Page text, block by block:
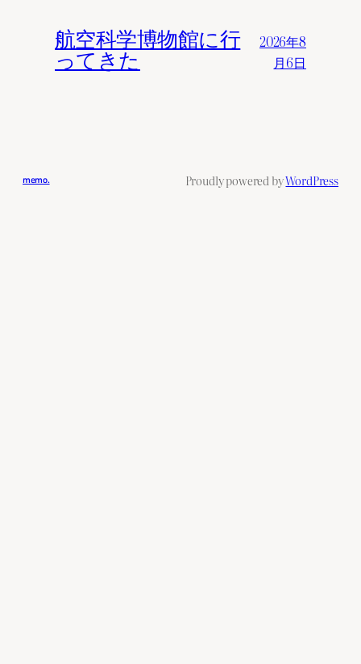
航空科学博物館に行
ってきた
2026年8
月6日
memo. Proudly powered byWordPress